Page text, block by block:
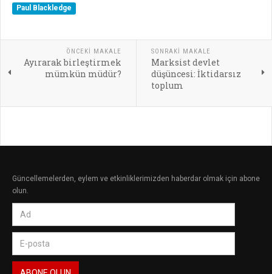
Paul Blackledge
ÖNCEKI MAKALE
Ayırarak birleştirmek
mümkün müdür?
SONRAKI MAKALE
Marksist devlet
düşüncesi: İktidarsız
toplum
Güncellemelerden, eylem ve etkinliklerimizden haberdar olmak için abone
olun.